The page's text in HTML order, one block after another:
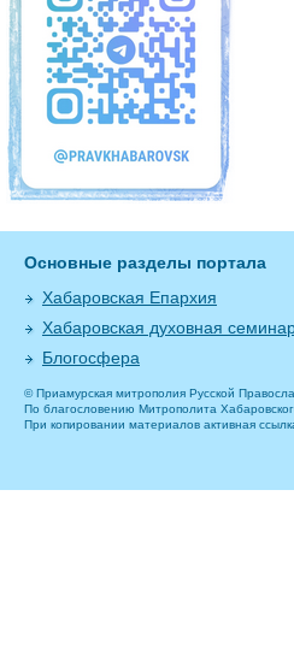
Основные разделы портала
Хабаровская Епархия
Хабаровская духовная
Блогосфера
© Приамурская митрополия Русской
По благословению Митрополита
При копировании материалов активная